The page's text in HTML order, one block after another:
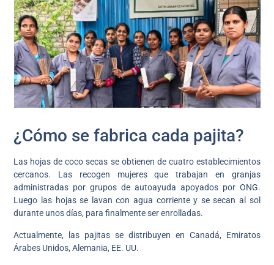
¿Cómo se fabrica cada pajita?
Las hojas de coco secas se obtienen de cuatro establecimientos
cercanos. Las recogen mujeres que trabajan en granjas
administradas por grupos de autoayuda apoyados por ONG.
Luego las hojas se lavan con agua corriente y se secan al sol
durante unos días, para finalmente ser enrolladas.
Actualmente, las pajitas se distribuyen en Canadá, Emiratos
Árabes Unidos, Alemania, EE. UU.